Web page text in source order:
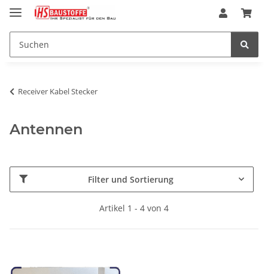
Receiver Kabel Stecker
Antennen
Filter und Sortierung
Artikel 1 - 4 von 4